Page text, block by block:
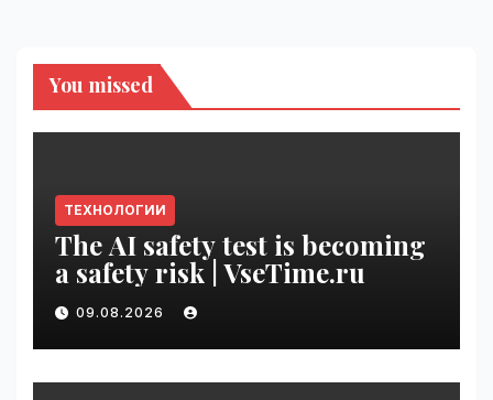
You missed
ТЕХНОЛОГИИ
The AI safety test is becoming
a safety risk | VseTime.ru
09.08.2026